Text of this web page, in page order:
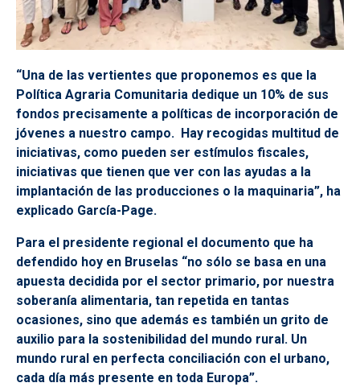
“Una de las vertientes que proponemos es que la
Política Agraria Comunitaria dedique un 10% de sus
fondos precisamente a políticas de incorporación de
jóvenes a nuestro campo. Hay recogidas multitud de
iniciativas, como pueden ser estímulos fiscales,
iniciativas que tienen que ver con las ayudas a la
implantación de las producciones o la maquinaria”, ha
explicado García-Page.
Para el presidente regional el documento que ha
defendido hoy en Bruselas “no sólo se basa en una
apuesta decidida por el sector primario, por nuestra
soberanía alimentaria, tan repetida en tantas
ocasiones, sino que además es también un grito de
auxilio para la sostenibilidad del mundo rural. Un
mundo rural en perfecta conciliación con el urbano,
cada día más presente en toda Europa”.